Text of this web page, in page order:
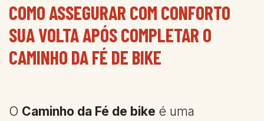
COMO ASSEGURAR COM CONFORTO
SUA VOLTA APÓS COMPLETAR O
CAMINHO DA FÉ DE BIKE
O Caminho da Fé de bike é uma